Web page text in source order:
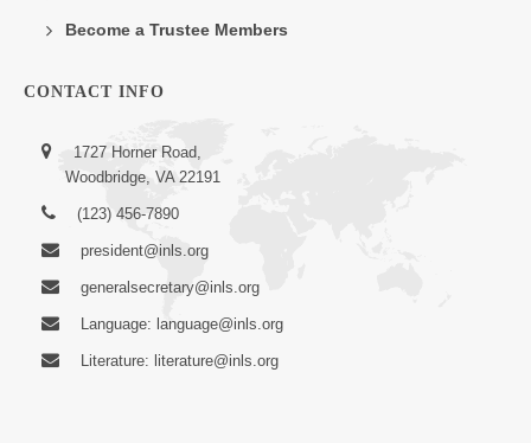
Become a Trustee Members
CONTACT INFO
1727 Horner Road,
Woodbridge, VA 22191
(123) 456-7890
president@inls.org
generalsecretary@inls.org
Language: language@inls.org
Literature: literature@inls.org